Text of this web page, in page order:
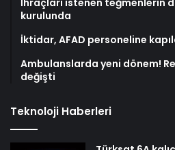
kurulunda
İktidar, AFAD personeline
Ambulanslarda yeni dönem!
değişti
Teknoloji Haberleri